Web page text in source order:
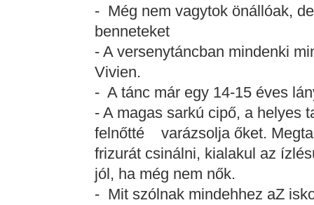
- Még nem vagytok önállóak,
benneteket
- A versenytáncban mindenki
Vivien.
- A tánc már egy 14-15 éves
- A magas sarkú cipő, a helyes
felnőtté varázsolja őket.
frizurát csinálni, kialakul az
jól, ha még nem nők.
- Mit szólnak mindehhez aZ